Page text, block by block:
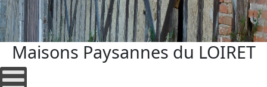
Maisons Paysannes du LOIRET